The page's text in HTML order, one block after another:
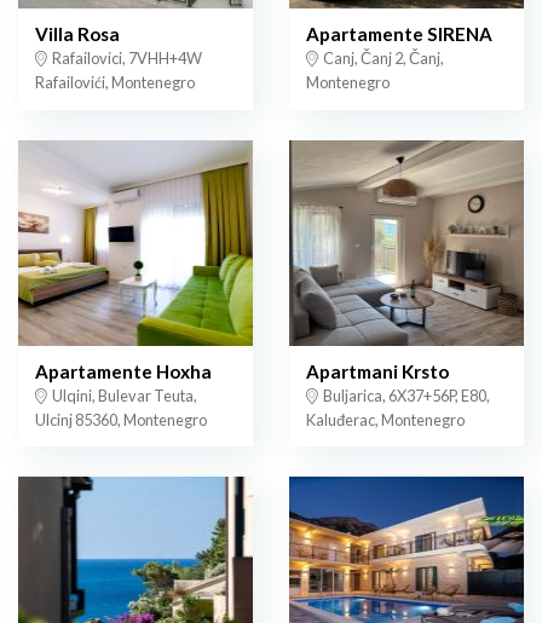
Villa Rosa
Rafailovici, 7VHH+4W
Rafailovići, Montenegro
Apartamente SIRENA
Canj, Čanj 2, Čanj,
Montenegro
Apartamente Hoxha
Ulqini, Bulevar Teuta,
Ulcinj 85360, Montenegro
Apartmani Krsto
Buljarica, 6X37+56P, E80,
Kaluđerac, Montenegro